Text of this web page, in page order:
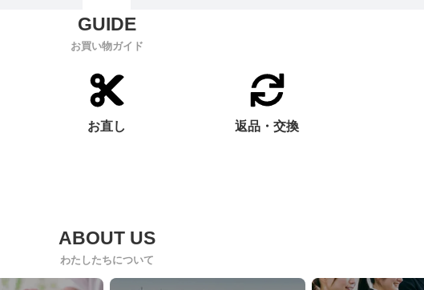
お買い物ガイド
お直し 返品・交換
わたしたちについて